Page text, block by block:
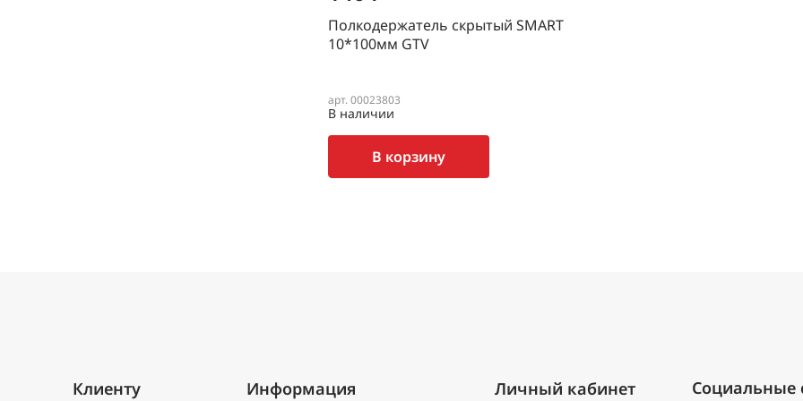
Полкодержатель скрытый SMART
10*100мм GTV
арт. 00023803
В наличии
В корзину
Клиенту Информация Личный кабинет